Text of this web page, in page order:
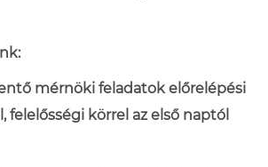
mérnöki feladatok előrelépési
felelősségi körrel az első naptól